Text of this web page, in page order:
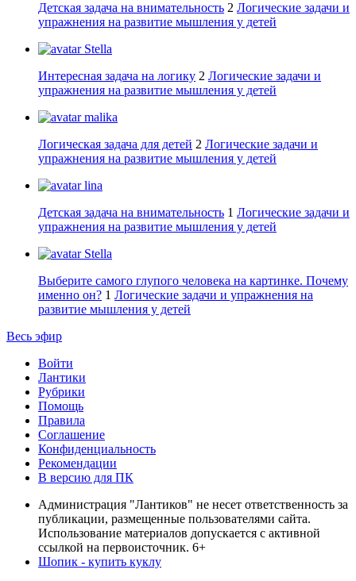
Детская задача на внимательность 2 Логические задачи и
упражнения на развитие мышления у детей
Stella
Интересная задача на логику 2 Логические задачи и
упражнения на развитие мышления у детей
malika
Логическая задача для детей 2 Логические задачи и
упражнения на развитие мышления у детей
lina
Детская задача на внимательность 1 Логические задачи и
упражнения на развитие мышления у детей
Stella
Выберите самого глупого человека на картинке. Почему
именно он? 1 Логические задачи и упражнения на
развитие мышления у детей
Весь эфир
Войти
Лантики
Рубрики
Помощь
Правила
Соглашение
Конфиденциальность
Рекомендации
В версию для ПК
Администрация "Лантиков" не несет ответственность за
публикации, размещенные пользователями сайта.
Использование материалов допускается с активной
ссылкой на первоисточник. 6+
Шопик - купить куклу